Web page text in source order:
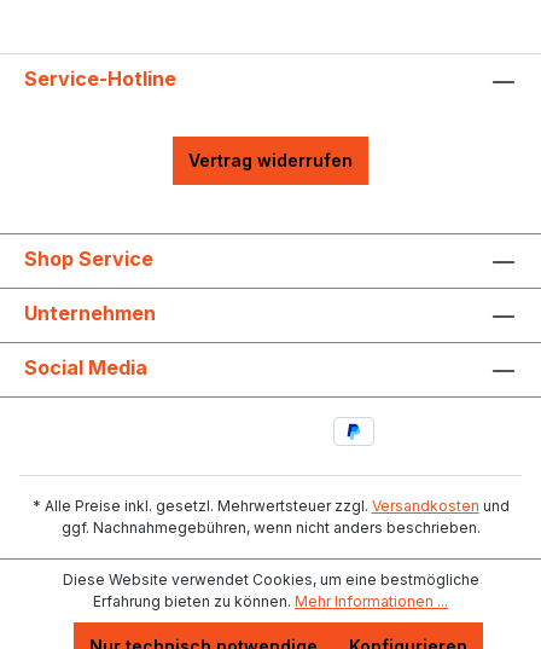
Service-Hotline
Vertrag widerrufen
Shop Service
Unternehmen
Social Media
* Alle Preise inkl. gesetzl. Mehrwertsteuer zzgl. Versandkosten und
ggf. Nachnahmegebühren, wenn nicht anders beschrieben.
Diese Website verwendet Cookies, um eine bestmögliche
Erfahrung bieten zu können. Mehr Informationen ...